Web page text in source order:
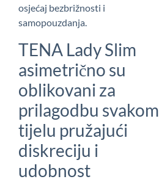
osjećaj bezbrižnosti i
samopouzdanja.
TENA Lady Slim
asimetrično su
oblikovani za
prilagodbu svakom
tijelu pružajući
diskreciju i
udobnost